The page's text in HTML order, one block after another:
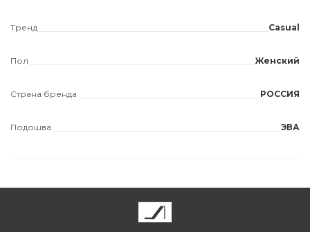
Тренд Casual
Пол Женский
Страна бренда РОССИЯ
Подошва ЭВА